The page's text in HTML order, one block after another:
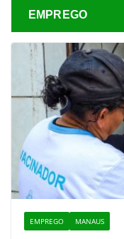
EMPREGO
EMPREGO MANAUS